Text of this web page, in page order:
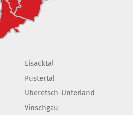
Eisacktal
Pustertal
Überetsch-Unterland
Vinschgau